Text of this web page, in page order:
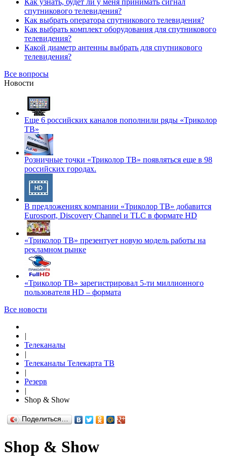
Как узнать, будет ли у меня принимать сигнал
спутникового телевидения?
Как выбрать оператора спутникового телевидения?
Как выбрать комплект оборудования для спутникового
телевидения?
Какой диаметр антенны выбрать для спутникового
телевидения?
Все вопросы
Новости
Еще 6 российских каналов пополнили ряды «Триколор
ТВ»
Розничные точки «Триколор ТВ» появляться еще в 98
российских городах.
В предложениях компании «Триколор ТВ» добавится
Eurosport, Discovery Channel и TLC в формате HD
«Триколор ТВ» презентует новую модель работы на
рекламном рынке
«Триколор ТВ» зарегистрировал 5-ти миллионного
пользователя HD – формата
Все новости
|
Телеканалы
|
Телеканалы Телекарта ТВ
|
Резерв
|
Shop & Show
Поделиться…
Shop & Show